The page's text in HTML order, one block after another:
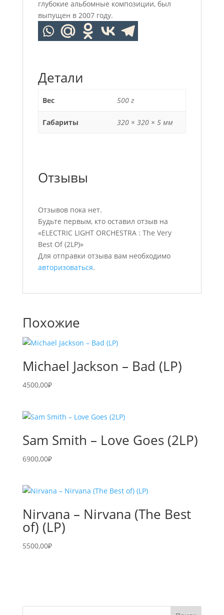
глубокие альбомные композиции, был
выпущен в 2007 году.
Детали
Вес 500 г
Габариты 320 × 320 × 5 мм
Отзывы
Отзывов пока нет.
Будьте первым, кто оставил отзыв на
«ELECTRIC LIGHT ORCHESTRA : The Very
Best Of (2LP)»
Для отправки отзыва вам необходимо
авторизоваться.
Похожие
Michael Jackson – Bad (LP)
4500,00₽
Sam Smith – Love Goes (2LP)
6900,00₽
Nirvana – Nirvana (The Best
of) (LP)
5500,00₽